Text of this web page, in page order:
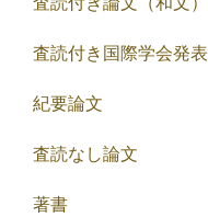
査読付き国際学会発表
紀要論文
査読なし論文
著書